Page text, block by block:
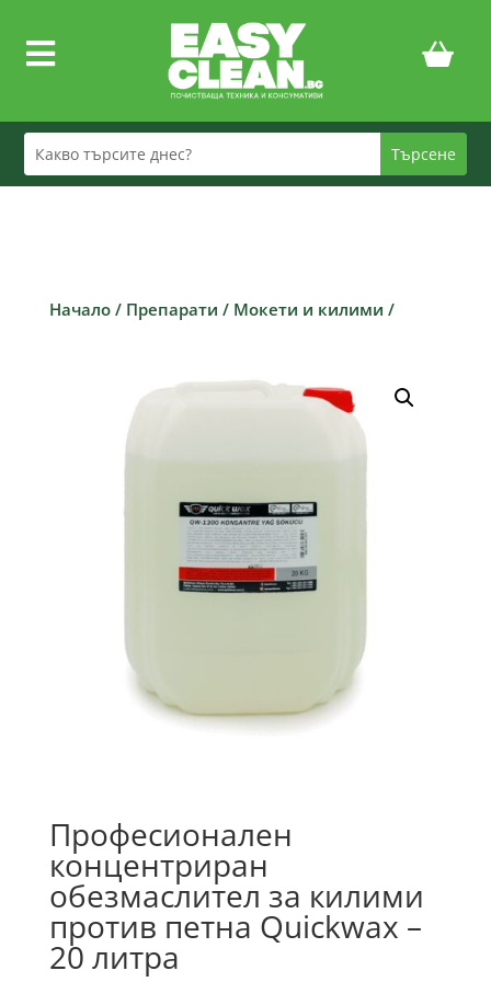

Начало/ Препарати / Мокети и килими /
Професионален
концентриран
обезмаслител за килими
против петна Quickwax –
20 литра